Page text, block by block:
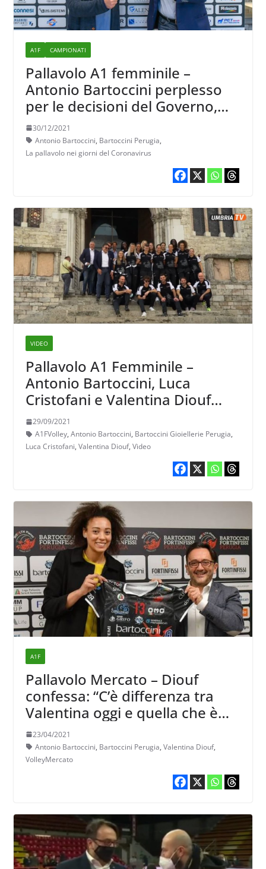
A1F CAMPIONATI
Pallavolo A1 femminile –
Antonio Bartoccini perplesso
per le decisioni del Governo,
contesta anche il rinvio di
Santo Stefano
30/12/2021
Antonio Bartoccini, Bartoccini Perugia,
La pallavolo nei giorni del Coronavirus
VIDEO
Pallavolo A1 Femminile –
Antonio Bartoccini, Luca
Cristofani e Valentina Diouf
dopo la presentazione ufficiale
della squadra
29/09/2021
A1FVolley, Antonio Bartoccini, Bartoccini Gioiellerie Perugia,
Luca Cristofani, Valentina Diouf, Video
A1F
Pallavolo Mercato – Diouf
confessa: “C’è differenza tra
Valentina oggi e quella che è
andata via tre anni fa”
23/04/2021
Antonio Bartoccini, Bartoccini Perugia, Valentina Diouf,
VolleyMercato